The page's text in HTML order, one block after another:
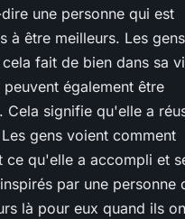
une personne qui est
à être meilleurs. Les gens
fait de bien dans sa
également être
Cela signifie qu'elle a
gens voient comment
ce qu'elle a accompli et
par une personne
là pour eux quand ils